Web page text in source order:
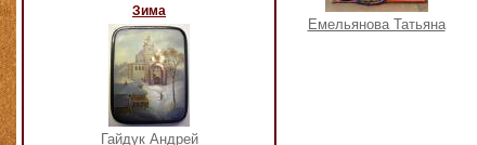
Зима
Гайдук Андрей
Емельянова Татьяна